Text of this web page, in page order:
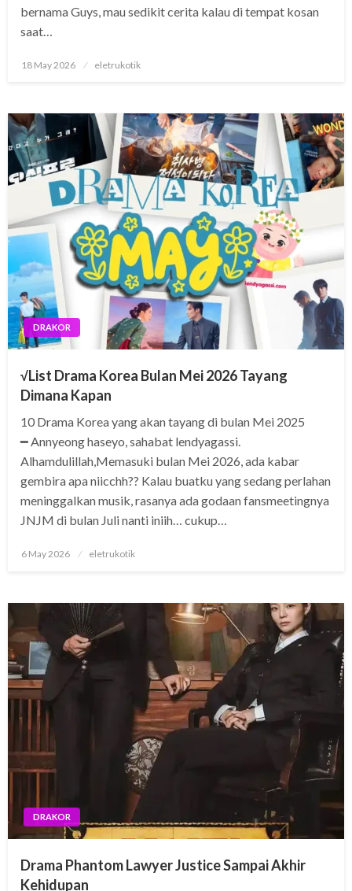
bernama Guys, mau sedikit cerita kalau di tempat kosan
saat…
Posted
18 May 2026 eletrukotik
DRAKOR
√List Drama Korea Bulan Mei 2026 Tayang
Dimana Kapan
10 Drama Korea yang akan tayang di bulan Mei 2025
━ Annyeong haseyo, sahabat lendyagassi.
Alhamdulillah,Memasuki bulan Mei 2026, ada kabar
gembira apa niicchh?? Kalau buatku yang sedang perlahan
meninggalkan musik, rasanya ada godaan fansmeetingnya
JNJM di bulan Juli nanti iniih… cukup…
Posted
6 May 2026 eletrukotik
DRAKOR
Drama Phantom Lawyer Justice Sampai Akhir
Kehidupan